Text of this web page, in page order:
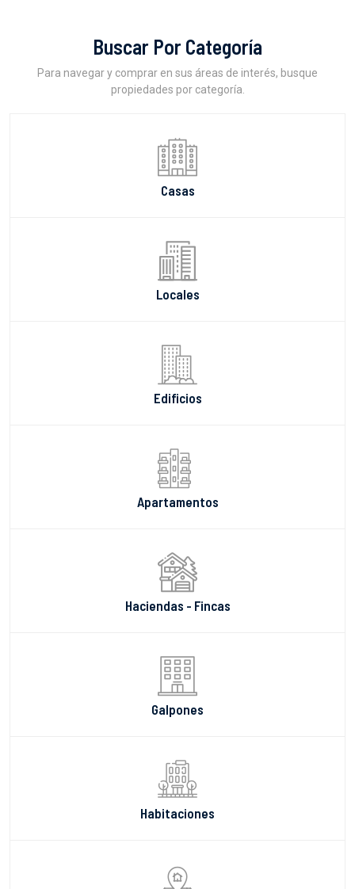
Buscar Por Categoría
Para navegar y comprar en sus áreas de interés, busque
propiedades por categoría.
Casas
Locales
Edificios
Apartamentos
Haciendas - Fincas
Galpones
Habitaciones